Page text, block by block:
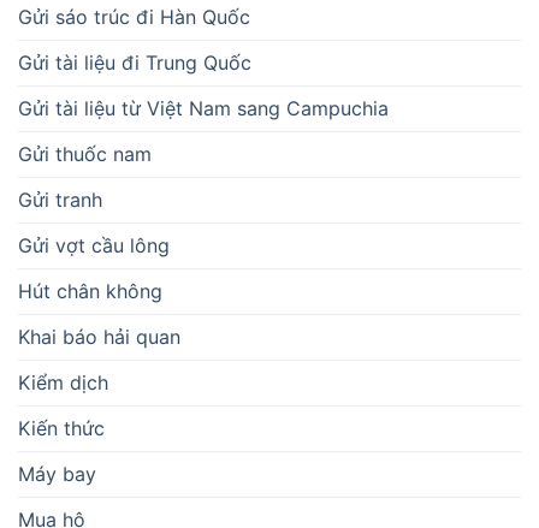
Gửi sáo trúc đi Hàn Quốc
Gửi tài liệu đi Trung Quốc
Gửi tài liệu từ Việt Nam sang Campuchia
Gửi thuốc nam
Gửi tranh
Gửi vợt cầu lông
Hút chân không
Khai báo hải quan
Kiểm dịch
Kiến thức
Máy bay
Mua hộ